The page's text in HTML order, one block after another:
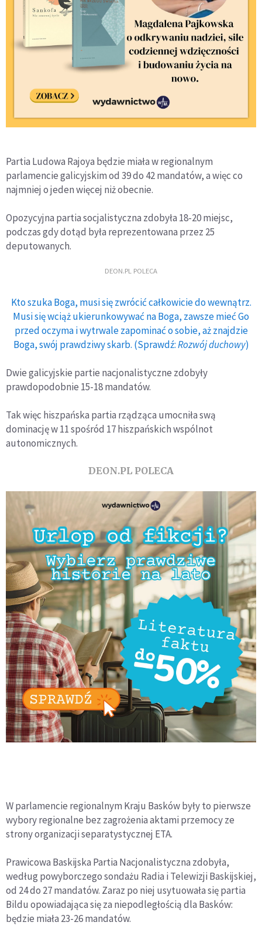
Partia Ludowa Rajoya będzie miała w regionalnym
parlamencie galicyjskim od 39 do 42 mandatów, a więc co
najmniej o jeden więcej niż obecnie.
Opozycyjna partia socjalistyczna zdobyła 18-20 miejsc,
podczas gdy dotąd była reprezentowana przez 25
deputowanych.
DEON.PL POLECA
Kto szuka Boga, musi się zwrócić całkowicie do wewnątrz.
Musi się wciąż ukierunkowywać na Boga, zawsze mieć Go
przed oczyma i wytrwale zapominać o sobie, aż znajdzie
Boga, swój prawdziwy skarb. (Sprawdź:Rozwój duchowy)
Dwie galicyjskie partie nacjonalistyczne zdobyły
prawdopodobnie 15-18 mandatów.
Tak więc hiszpańska partia rządząca umocniła swą
dominację w 11 spośród 17 hiszpańskich wspólnot
autonomicznych.
DEON.PL POLECA
W parlamencie regionalnym Kraju Basków były to pierwsze
wybory regionalne bez zagrożenia aktami przemocy ze
strony organizacji separatystycznej ETA.
Prawicowa Baskijska Partia Nacjonalistyczna zdobyła,
według powyborczego sondażu Radia i Telewizji Baskijskiej,
od 24 do 27 mandatów. Zaraz po niej usytuowała się partia
Bildu opowiadająca się za niepodległością dla Basków:
będzie miała 23-26 mandatów.